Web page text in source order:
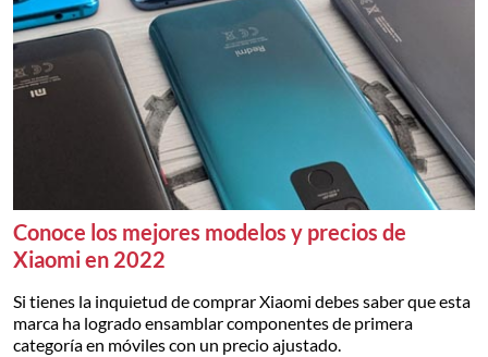
Conoce los mejores modelos y precios de
Xiaomi en 2022
Si tienes la inquietud de comprar Xiaomi debes saber que esta
marca ha logrado ensamblar componentes de primera
categoría en móviles con un precio ajustado.